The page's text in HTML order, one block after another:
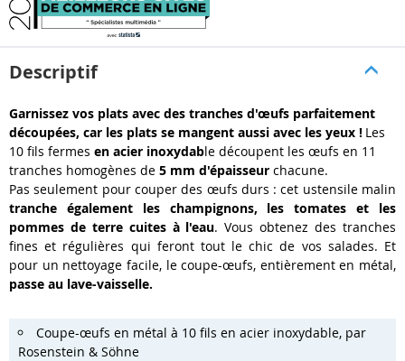
Descriptif
Garnissez vos plats avec des tranches d'œufs parfaitement
découpées, car les plats se mangent aussi avec les yeux ! Les
10 fils fermes en acier inoxydable découpent les œufs en 11
tranches homogènes de 5 mm d'épaisseur chacune.
Pas seulement pour couper des œufs durs : cet ustensile malin
tranche également les champignons, les tomates et les
pommes de terre cuites à l'eau. Vous obtenez des tranches
fines et régulières qui feront tout le chic de vos salades. Et
pour un nettoyage facile, le coupe-œufs, entièrement en métal,
passe au lave-vaisselle.
Coupe-œufs en métal à 10 fils en acier inoxydable, par
Rosenstein & Söhne